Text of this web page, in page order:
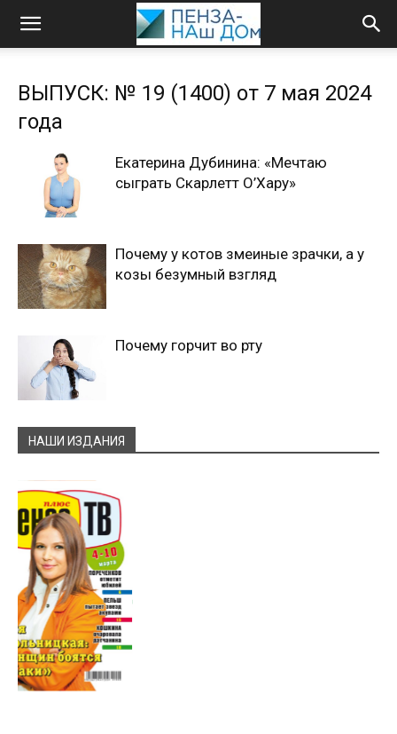
ВЫПУСК: № 19 (1400) от 7 мая 2024
года
Екатерина Дубинина: «Мечтаю
сыграть Скарлетт О’Хару»
Почему у котов змеиные зрачки, а у
козы безумный взгляд
Почему горчит во рту
НАШИ ИЗДАНИЯ